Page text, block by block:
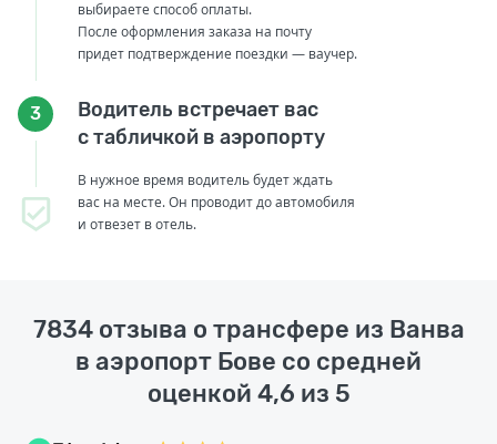
выбираете способ оплаты.
После оформления заказа на почту
придет подтверждение поездки — ваучер.
3
Водитель встречает вас
с табличкой в аэропорту
В нужное время водитель будет ждать
вас на месте. Он проводит до автомобиля
и отвезет в отель.
7834 отзыва о трансфере из Ванва
в аэропорт Бове со средней
оценкой 4,6 из 5